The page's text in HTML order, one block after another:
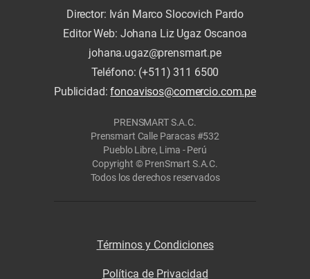
Director: Iván Marco Slocovich Pardo
Editor Web: Johana Liz Ugaz Oscanoa
johana.ugaz@prensmart.pe
Teléfono: (+511) 311 6500
Publicidad:fonoavisos@comercio.com.pe
PRENSMART S.A.C.
Prensmart Calle Paracas #532
Pueblo Libre, Lima - Perú
Copyright © PrenSmart S.A.C.
Todos los derechos reservados
Términos y Condiciones
Política de Privacidad